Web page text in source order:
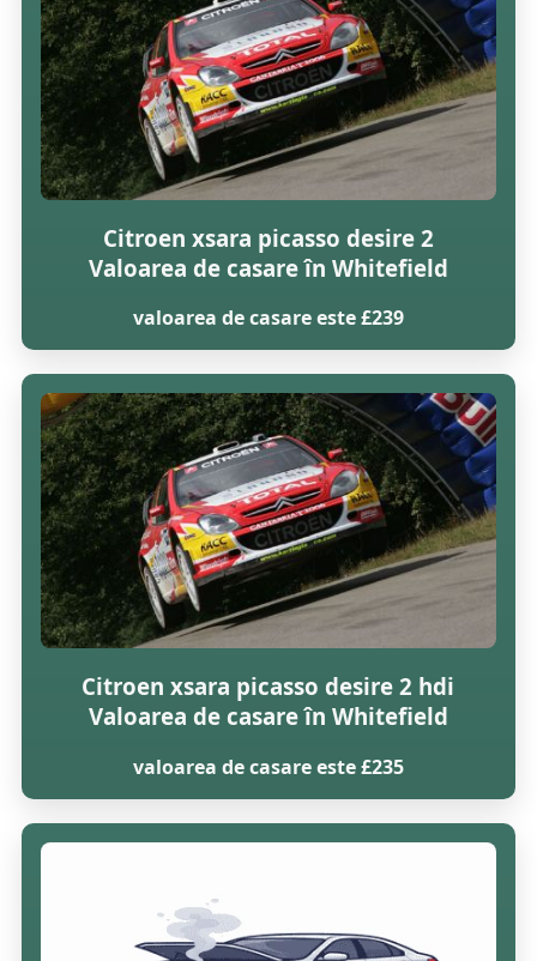
Citroen xsara picasso desire 2
Valoarea de casare în Whitefield
valoarea de casare este £239
Citroen xsara picasso desire 2 hdi
Valoarea de casare în Whitefield
valoarea de casare este £235